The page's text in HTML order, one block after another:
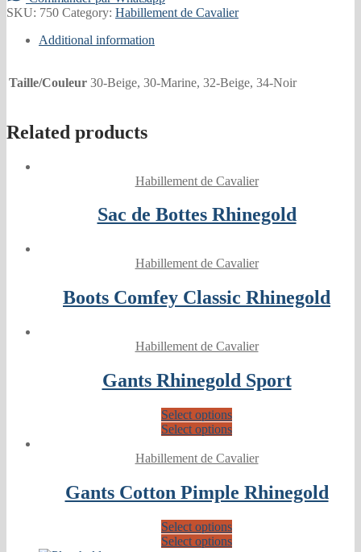
SKU: 750 Category: Habillement de Cavalier
Additional information
Taille/Couleur 30-Beige, 30-Marine, 32-Beige, 34-Noir
Related products
Habillement de Cavalier
Sac de Bottes Rhinegold
Habillement de Cavalier
Boots Comfey Classic Rhinegold
Habillement de Cavalier
Gants Rhinegold Sport
Select options
Select options
Habillement de Cavalier
Gants Cotton Pimple Rhinegold
Select options
Select options